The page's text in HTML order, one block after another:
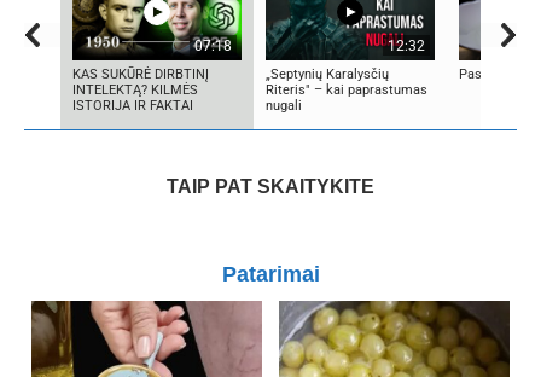
07:18
KAS SUKŪRĖ DIRBTINĮ
INTELEKTĄ? KILMĖS
ISTORIJA IR FAKTAI
12:32
„Septynių Karalysčių
Riteris" – kai paprastumas
nugali
Pasaulio
TAIP PAT SKAITYKITE
Patarimai